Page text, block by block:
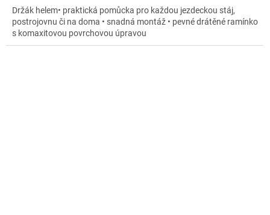
Držák helem• praktická pomůcka pro každou jezdeckou stáj,
postrojovnu či na doma • snadná montáž • pevné drátěné ramínko
s komaxitovou povrchovou úpravou